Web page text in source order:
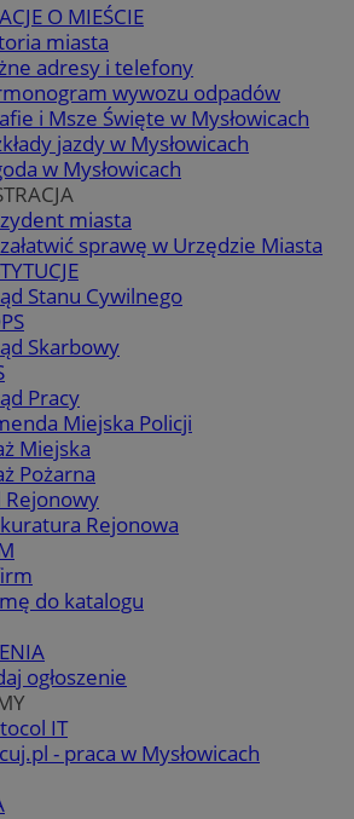
O MIEŚCIE
miasta
adresy i telefony
wywozu odpadów
i Msze Święte w Mysłowicach
jazdy w Mysłowicach
w Mysłowicach
miasta
sprawę w Urzędzie Miasta
Stanu Cywilnego
Skarbowy
Pracy
Miejska Policji
Miejska
Pożarna
Rejonowy
Rejonowa
do katalogu
ogłoszenie
IT
- praca w Mysłowicach